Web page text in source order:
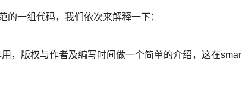
一组代码，我们依次来解释一下：
，版权与作者及编写时间做一个简单的介绍，这在smar